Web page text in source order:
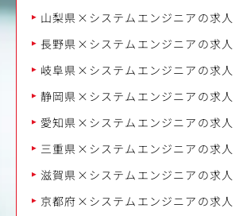
山梨県×システムエンジニアの求人
長野県×システムエンジニアの求人
岐阜県×システムエンジニアの求人
静岡県×システムエンジニアの求人
愛知県×システムエンジニアの求人
三重県×システムエンジニアの求人
滋賀県×システムエンジニアの求人
京都府×システムエンジニアの求人